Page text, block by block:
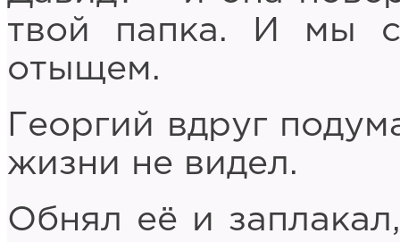
твой папка. И мы с
отыщем.
Георгий вдруг
жизни не видел.
Обнял её и